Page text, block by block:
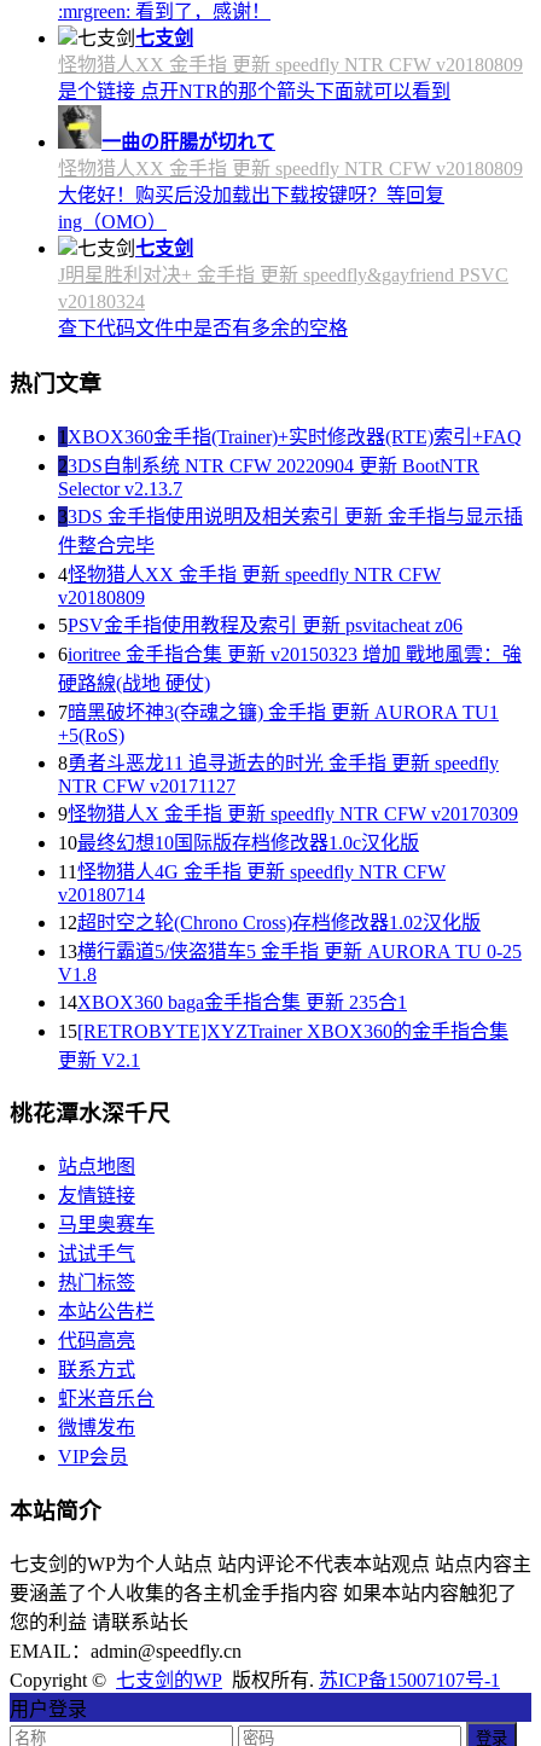
:mrgreen: 看到了，感谢！
七支剑
怪物猎人XX 金手指 更新 speedfly NTR CFW v20180809
是个链接 点开NTR的那个箭头下面就可以看到
一曲の肝腸が切れて
怪物猎人XX 金手指 更新 speedfly NTR CFW v20180809
大佬好！购买后没加载出下载按键呀？等回复
ing（OMO）
七支剑
J明星胜利对决+ 金手指 更新 speedfly&gayfriend PSVC
v20180324
查下代码文件中是否有多余的空格
热门文章
1 XBOX360金手指(Trainer)+实时修改器(RTE)索引+FAQ
23DS自制系统 NTR CFW 20220904 更新 BootNTR
Selector v2.13.7
33DS 金手指使用说明及相关索引 更新 金手指与显示插
件整合完毕
4怪物猎人XX 金手指 更新 speedfly NTR CFW
v20180809
5PSV金手指使用教程及索引 更新 psvitacheat z06
6ioritree 金手指合集 更新 v20150323 增加 戰地風雲：強
硬路線(战地 硬仗)
7暗黑破坏神3(夺魂之镰) 金手指 更新 AURORA TU1
+5(RoS)
8勇者斗恶龙11 追寻逝去的时光 金手指 更新 speedfly
NTR CFW v20171127
9怪物猎人X 金手指 更新 speedfly NTR CFW v20170309
10最终幻想10国际版存档修改器1.0c汉化版
11怪物猎人4G 金手指 更新 speedfly NTR CFW
v20180714
12超时空之轮(Chrono Cross)存档修改器1.02汉化版
13横行霸道5/侠盗猎车5 金手指 更新 AURORA TU 0-25
V1.8
14XBOX360 baga金手指合集 更新 235合1
15[RETROBYTE]XYZTrainer XBOX360的金手指合集
更新 V2.1
桃花潭水深千尺
站点地图
友情链接
马里奥赛车
试试手气
热门标签
本站公告栏
代码高亮
联系方式
虾米音乐台
微博发布
VIP会员
本站简介
七支剑的WP为个人站点 站内评论不代表本站观点 站点内容主
要涵盖了个人收集的各主机金手指内容 如果本站内容触犯了
您的利益 请联系站长
EMAIL：admin@speedfly.cn
Copyright © 七支剑的WP 版权所有. 苏ICP备15007107号-1
用户登录